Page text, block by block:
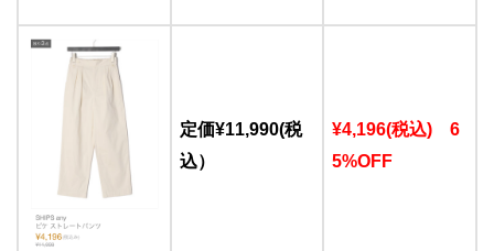
定価¥11,990(税
込）
¥4,196(税込) 6
5%OFF